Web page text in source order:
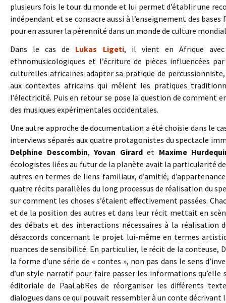
plusieurs fois le tour du monde et lui permet d’établir une
indépendant et se consacre aussi à l’enseignement des
pour en assurer la pérennité dans un monde de culture
Dans le cas de Lukas Ligeti, il vient en Afrique avec
ethnomusicologiques et l’écriture de pièces influencées
culturelles africaines adapter sa pratique de
aux contextes africains qui mêlent les pratiques
l’électricité. Puis en retour se pose la question de comment
des musiques expérimentales occidentales.
Une autre approche de documentation a été choisie dans le
interviews séparés aux quatre protagonistes du spectacle
Delphine Descombin,Yovan Girardet Maxime
écologistes liées au futur de la planète avait la particularité
autres en termes de liens familiaux, d’amitié,
quatre récits parallèles du long processus de réalisation du
sur comment les choses s’étaient effectivement passées.
et de la position des autres et dans leur récit mettait en
des débats et des interactions nécessaires à la réalisation
désaccords concernant le projet lui-même en termes
nuances de sensibilité. En particulier, le récit de la conteuse,
la forme d’une série de « contes », non pas dans le sens
d’un style narratif pour faire passer les informations qu’elle
éditoriale de PaaLabRes de réorganiser les différents
dialogues dans ce qui pouvait ressembler à un conte décrivant